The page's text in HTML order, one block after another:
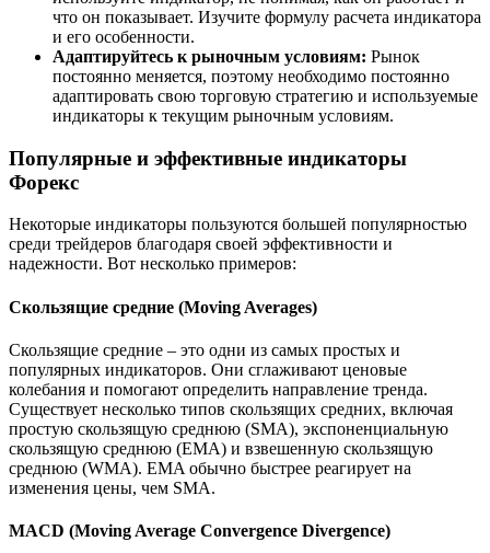
что он показывает. Изучите формулу расчета индикатора
и его особенности.
Адаптируйтесь к рыночным условиям: Рынок
постоянно меняется, поэтому необходимо постоянно
адаптировать свою торговую стратегию и используемые
индикаторы к текущим рыночным условиям.
Популярные и эффективные индикаторы
Форекс
Некоторые индикаторы пользуются большей популярностью
среди трейдеров благодаря своей эффективности и
надежности. Вот несколько примеров:
Скользящие средние (Moving Averages)
Скользящие средние – это одни из самых простых и
популярных индикаторов. Они сглаживают ценовые
колебания и помогают определить направление тренда.
Существует несколько типов скользящих средних, включая
простую скользящую среднюю (SMA), экспоненциальную
скользящую среднюю (EMA) и взвешенную скользящую
среднюю (WMA). EMA обычно быстрее реагирует на
изменения цены, чем SMA.
MACD (Moving Average Convergence Divergence)